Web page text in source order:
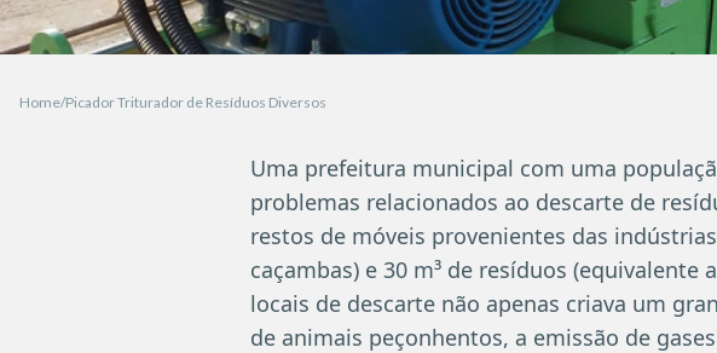
Home Picador Triturador de Resíduos Diversos
Uma prefeitura municipal com uma
problemas relacionados ao descarte de
restos de móveis provenientes das
caçambas) e 30 m³ de resíduos
locais de descarte não apenas criava um
de animais peçonhentos, a emissão de